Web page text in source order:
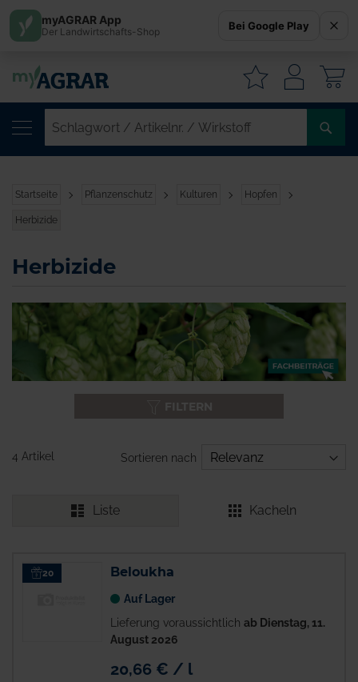
Startseite Pflanzenschutz Kulturen Hopfen
Herbizide
Herbizide
4 Artikel Sortieren nach
Liste Kacheln
20 Beloukha
Auf Lager
Lieferung voraussichtlich ab Dienstag, 11.
August 2026
20,66 € / l
myAGRAR App
Der Landwirtschafts-Shop Bei Google Play